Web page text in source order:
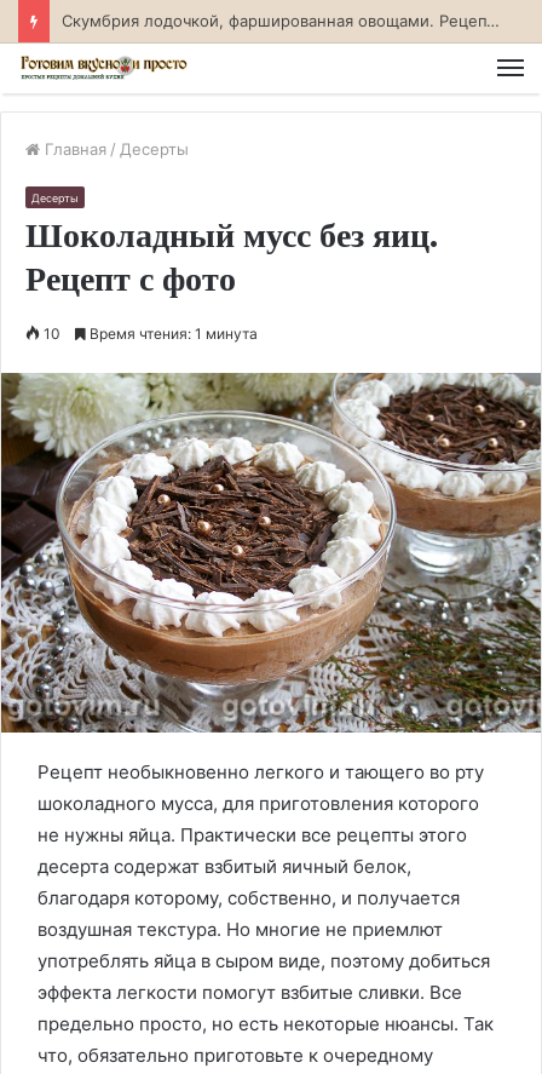
Скумбрия лодочкой, фаршированная овощами. Рецепт с фото
Главная / Десерты
Десерты
Шоколадный мусс без яиц.
Рецепт с фото
10 Время чтения: 1 минута
Рецепт необыкновенно легкого и тающего во рту
шоколадного мусса, для приготовления которого
не нужны яйца. Практически все рецепты этого
десерта содержат взбитый яичный белок,
благодаря которому, собственно, и получается
воздушная текстура. Но многие не приемлют
употреблять яйца в сыром виде, поэтому добиться
эффекта легкости помогут взбитые сливки. Все
предельно просто, но есть некоторые нюансы. Так
что, обязательно приготовьте к очередному